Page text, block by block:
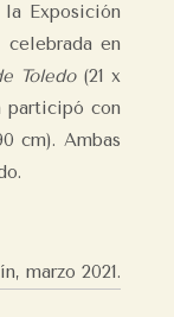
Exposición
en
Toledo(21 x
participó con
cm). Ambas
marzo 2021.